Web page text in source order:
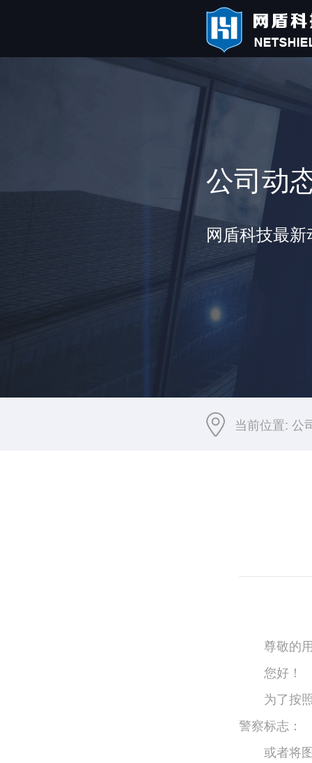
公司动
网盾科技最
当前位置: 公
尊敬的用
您好！
为了按照
警察标志：
或者将图